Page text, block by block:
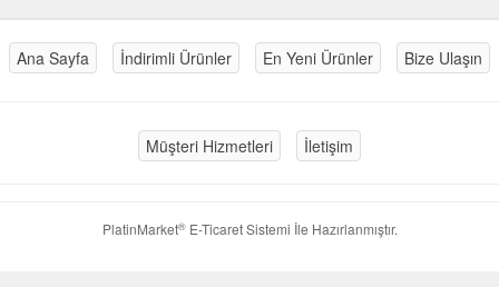
Ana Sayfa İndirimli Ürünler En Yeni Ürünler Bize Ulaşın
Müşteri Hizmetleri İletişim
PlatinMarket®E-Ticaret Sistemi İle Hazırlanmıştır.